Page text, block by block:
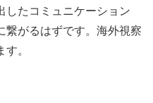
したコミュニケーション
繋がるはずです。海外視察
。